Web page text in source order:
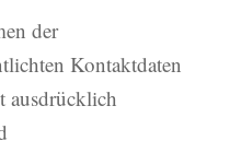
der
Kontaktdaten
ausdrücklich